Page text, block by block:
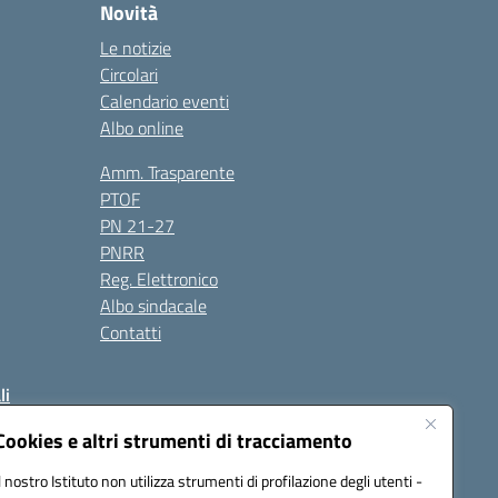
e altri strumenti di tracciamento
nostro Istituto non utilizza strumenti di profilazione degli utenti -
Novità
Le notizie
Circolari
Calendario eventi
Albo online
Amm. Trasparente
PTOF
PN 21-27
PNRR
Reg. Elettronico
Albo sindacale
Contatti